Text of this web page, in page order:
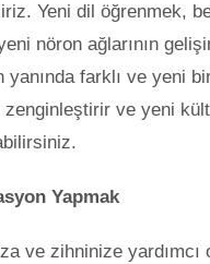
Yeni dil öğrenmek,
nöron ağlarının
yanında farklı ve yeni
zenginleştirir ve yeni
Yapmak
ve zihninize yardımcı